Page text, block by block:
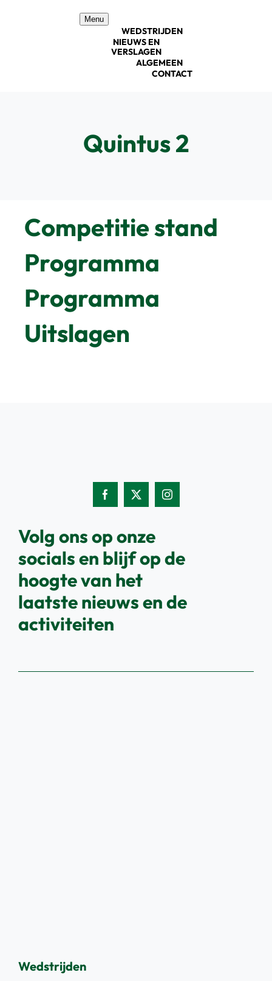
Menu
WEDSTRIJDEN
NIEUWS EN
VERSLAGEN
ALGEMEEN
CONTACT
Quintus 2
Competitie stand
Programma
Programma
Uitslagen
Volg ons op onze
socials en blijf op de
hoogte van het
laatste nieuws en de
activiteiten
Wedstrijden